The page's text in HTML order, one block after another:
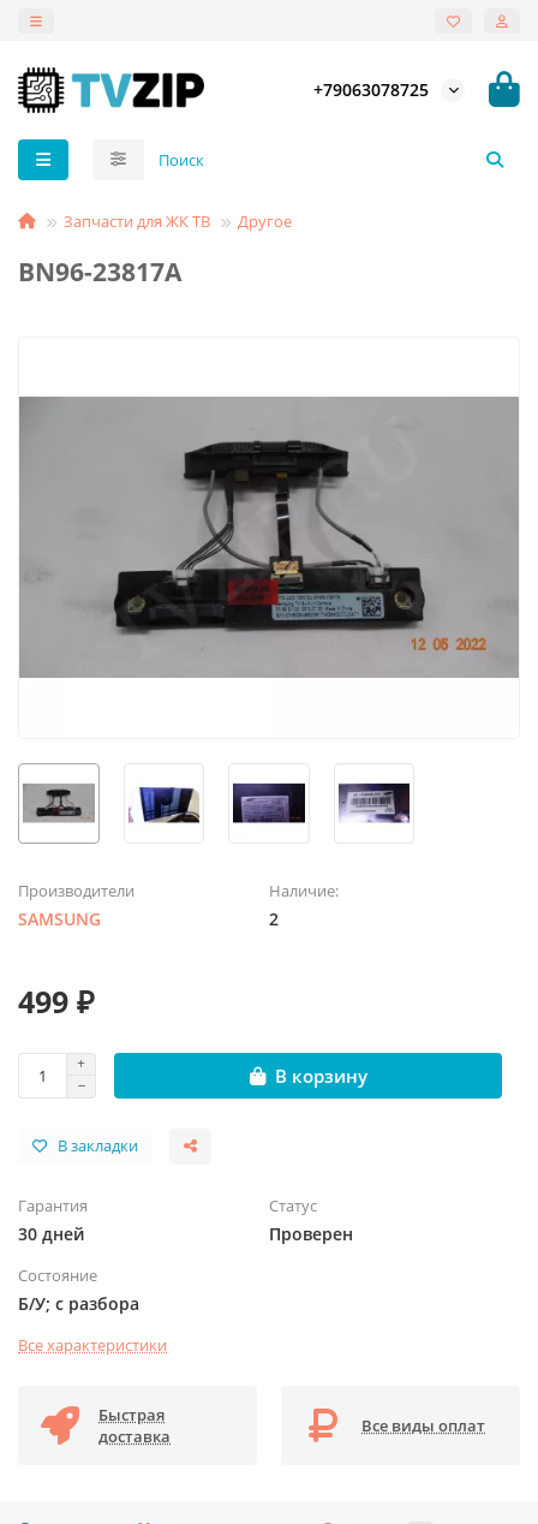
+79063078725
Запчасти для ЖК ТВ Другое
BN96-23817A
Производители
SAMSUNG
Наличие:
2
499 ₽
В корзину
В закладки
Гарантия
30 дней
Статус
Проверен
Состояние
Б/У; с разбора
Все характеристики
Быстрая
доставка
Все виды оплат